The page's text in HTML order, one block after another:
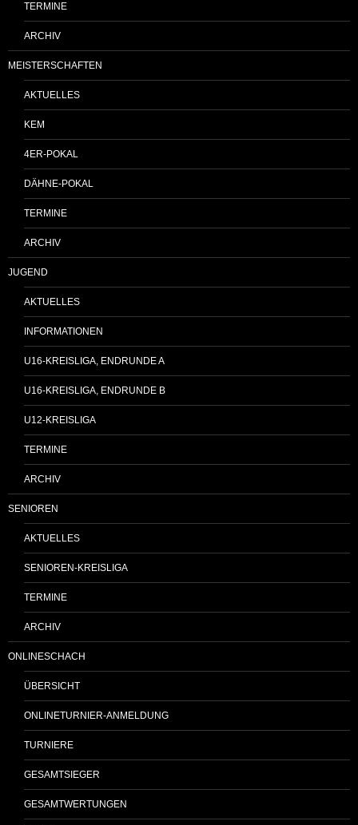
TERMINE
ARCHIV
MEISTERSCHAFTEN
AKTUELLES
KEM
4ER-POKAL
DÄHNE-POKAL
TERMINE
ARCHIV
JUGEND
AKTUELLES
INFORMATIONEN
U16-KREISLIGA, ENDRUNDE A
U16-KREISLIGA, ENDRUNDE B
U12-KREISLIGA
TERMINE
ARCHIV
SENIOREN
AKTUELLES
SENIOREN-KREISLIGA
TERMINE
ARCHIV
ONLINESCHACH
ÜBERSICHT
ONLINETURNIER-ANMELDUNG
TURNIERE
GESAMTSIEGER
GESAMTWERTUNGEN